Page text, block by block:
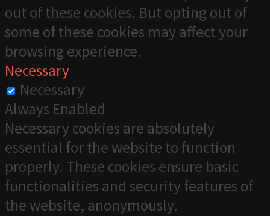
out of these cookies. But opting out of
some of these cookies may affect your
browsing experience.
Necessary
Necessary
Always Enabled
Necessary cookies are absolutely
essential for the website to function
properly. These cookies ensure basic
functionalities and security features of
the website, anonymously.